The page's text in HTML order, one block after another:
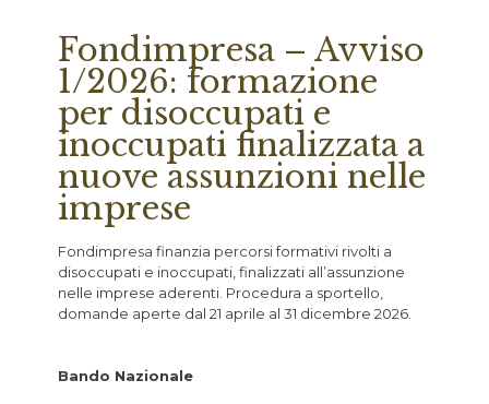
Fondimpresa – Avviso
1/2026: formazione
per disoccupati e
inoccupati finalizzata a
nuove assunzioni nelle
imprese
Fondimpresa finanzia percorsi formativi rivolti a
disoccupati e inoccupati, finalizzati all’assunzione
nelle imprese aderenti. Procedura a sportello,
domande aperte dal 21 aprile al 31 dicembre 2026.
Bando Nazionale